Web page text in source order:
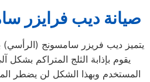
صيانة ديب فرايزر
يتميز ديب فريزر سامسونج (الرأسي)
يقوم بإذابة الثلج المتراكم
المستخدم وبهذا الشكل لن يضطر